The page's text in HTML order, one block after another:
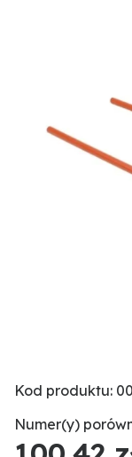
Kod produktu:
Numer(y)